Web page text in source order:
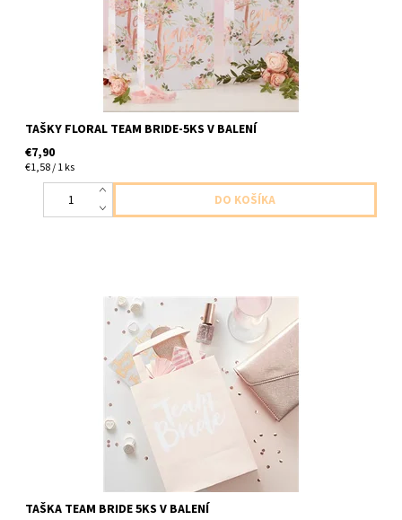
TAŠKY FLORAL TEAM BRIDE-5KS V BALENÍ
€7,90
€1,58 / 1 ks
papierová taska s napisom Team Bride 5ks v balení rozmery
TAŠKA TEAM BRIDE 5KS V BALENÍ